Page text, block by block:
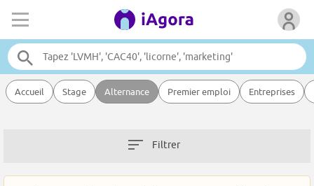
Accueil Stage Alternance Premier emploi Entreprises
Filtrer